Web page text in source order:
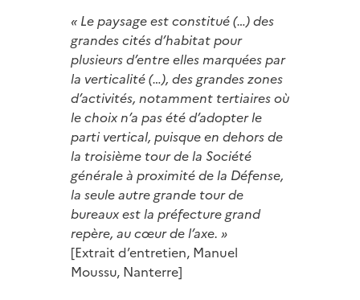
« Le paysage est constitué (…) des
grandes cités d’habitat pour
plusieurs d’entre elles marquées par
la verticalité (…), des grandes zones
d’activités, notamment tertiaires où
le choix n’a pas été d’adopter le
parti vertical, puisque en dehors de
la troisième tour de la Société
générale à proximité de la Défense,
la seule autre grande tour de
bureaux est la préfecture grand
repère, au cœur de l’axe. »
[Extrait d’entretien, Manuel
Moussu, Nanterre]